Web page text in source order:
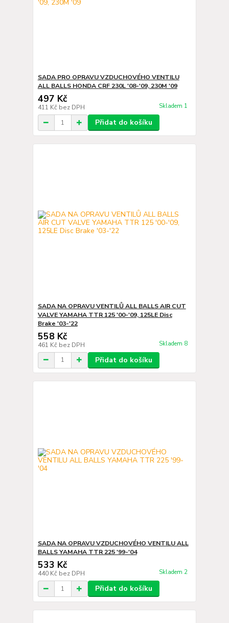
SADA PRO OPRAVU VZDUCHOVÉHO VENTILU
ALL BALLS HONDA CRF 230L '08-'09, 230M '09
497 Kč
411 Kč bez DPH Skladem 1
Přidat do košíku
SADA NA OPRAVU VENTILŮ ALL BALLS AIR CUT
VALVE YAMAHA TTR 125 '00-'09, 125LE Disc
Brake '03-'22
558 Kč
461 Kč bez DPH Skladem 8
Přidat do košíku
SADA NA OPRAVU VZDUCHOVÉHO VENTILU ALL
BALLS YAMAHA TTR 225 '99-'04
533 Kč
440 Kč bez DPH Skladem 2
Přidat do košíku